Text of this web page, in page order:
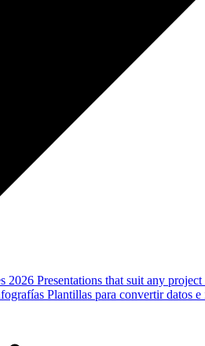
2026 Presentations that suit any project
Plantillas para convertir datos